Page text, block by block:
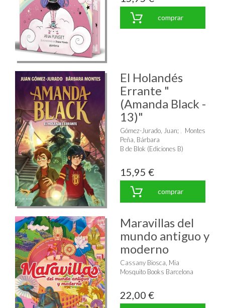
comprar
El Holandés
Errante "
(Amanda Black -
13)"
Gómez-Jurado, Juan;
Montes
Peña, Bárbara
B de Blok (Ediciones B)
15,95 €
comprar
Maravillas del
mundo antiguo y
moderno
Cassany Biosca, Mia
Mosquito Books Barcelona
22,00 €